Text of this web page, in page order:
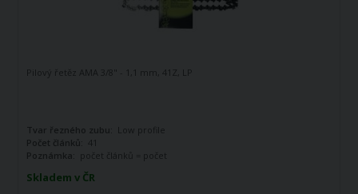
Skladem v ČR
Pilový řetěz AMA 3/8" - 1,1 mm, 41Z, LP
Tvar řezného zubu: Low profile
Počet článků:
41
Poznámka: počet článků = počet